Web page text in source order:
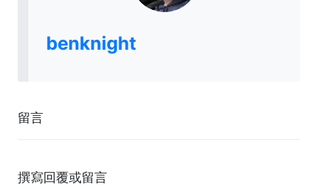
benknight
留言
撰寫回覆或留言